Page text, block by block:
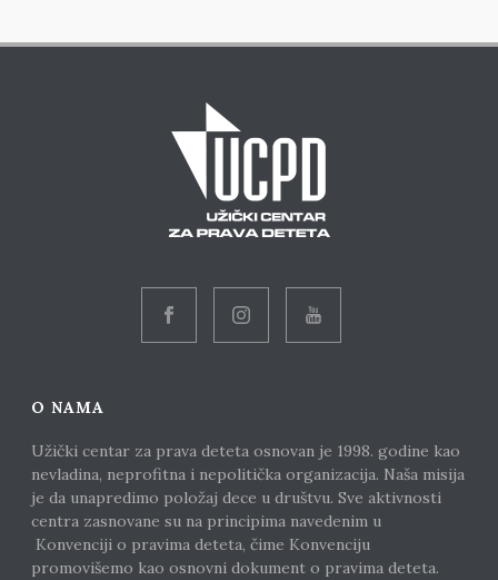
O NAMA
Užički centar za prava deteta osnovan je 1998. godine kao
nevladina, neprofitna i nepolitička organizacija. Naša misija
je da unapredimo položaj dece u društvu. Sve aktivnosti
centra zasnovane su na principima navedenim u
Konvenciji o pravima deteta, čime Konvenciju
promovišemo kao osnovni dokument o pravima deteta.